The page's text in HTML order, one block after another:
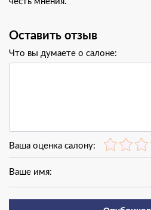
Оставить отзыв
Что вы думаете о салоне:
Ваша оценка салону:
Ваше имя: